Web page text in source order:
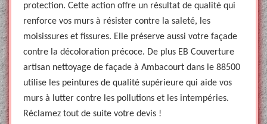
protection. Cette action offre un résultat de qualité qui
renforce vos murs à résister contre la saleté, les
moisissures et fissures. Elle préserve aussi votre façade
contre la décoloration précoce. De plus EB Couverture
artisan nettoyage de façade à Ambacourt dans le 88500
utilise les peintures de qualité supérieure qui aide vos
murs à lutter contre les pollutions et les intempéries.
Réclamez tout de suite votre devis !